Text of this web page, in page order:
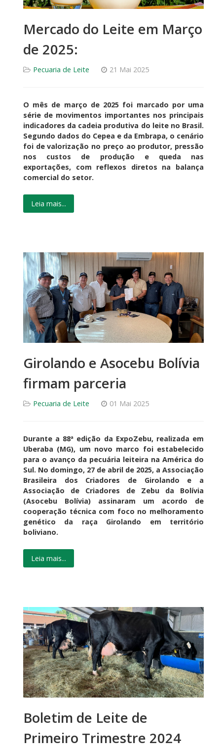
Mercado do Leite em Março
de 2025:
Pecuaria de Leite 21 Mai 2025
O mês de março de 2025 foi marcado por uma
série de movimentos importantes nos principais
indicadores da cadeia produtiva do leite no Brasil.
Segundo dados do Cepea e da Embrapa, o cenário
foi de valorização no preço ao produtor, pressão
nos custos de produção e queda nas
exportações, com reflexos diretos na balança
comercial do setor.
Leia mais...
Girolando e Asocebu Bolívia
firmam parceria
Pecuaria de Leite 01 Mai 2025
Durante a 88ª edição da ExpoZebu, realizada em
Uberaba (MG), um novo marco foi estabelecido
para o avanço da pecuária leiteira na América do
Sul. No domingo, 27 de abril de 2025, a Associação
Brasileira dos Criadores de Girolando e a
Associação de Criadores de Zebu da Bolívia
(Asocebu Bolívia) assinaram um acordo de
cooperação técnica com foco no melhoramento
genético da raça Girolando em território
boliviano.
Leia mais...
Boletim de Leite de
Primeiro Trimestre 2024